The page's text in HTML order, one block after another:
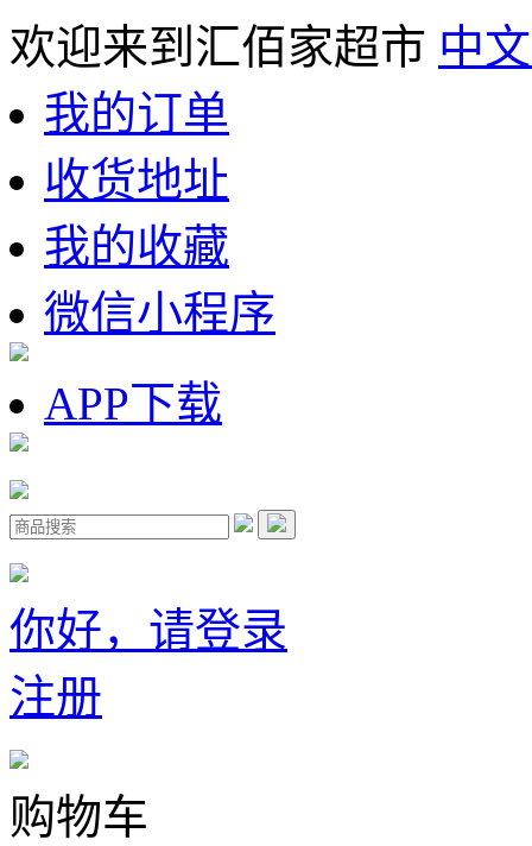
欢迎来到汇佰家超市 中
我的订单
收货地址
我的收藏
微信小程序
APP下载
你好，请登录
注册
购物车